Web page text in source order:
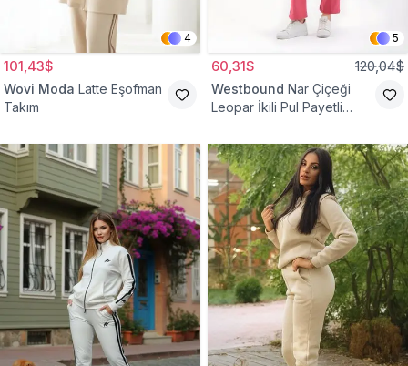
4
101,43$
Wovi Moda Latte Eşofman
Takım
5
60,31$ 120,04$
Westbound Nar Çiçeği
Leopar İkili Pul Payetli